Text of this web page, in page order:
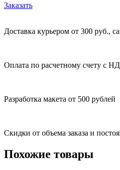
Заказать
Доставка курьером от 300 руб.,
Оплата по расчетному счету с
Разработка макета от 500 рублей
Скидки от объема заказа и
Похожие товары